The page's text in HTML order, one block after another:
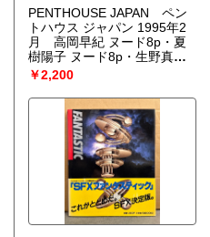
PENTHOUSE JAPAN ペン
トハウス ジャパン 1995年2
月 高岡早紀 ヌード8p・夏
樹陽子 ヌード8p・生野真琴
ヌード9p・沢木涼子 ヌード
8p・五十嵐紀子 ヌード4p・
上野正希子 ヌード10p・杉山
朋子 ヌード6p・相原勇 セク
シーショット6p・小谷実可子
水着4p・日系ハーフ イザベ
ラ鶴野 ヌード8p・一流企業
OLヌード 9p 他
￥2,200